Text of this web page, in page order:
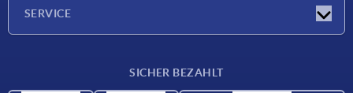
SERVICE
SICHER BEZAHLT